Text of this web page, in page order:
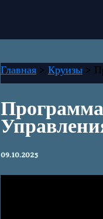
Главная Круизы
09.10.2025